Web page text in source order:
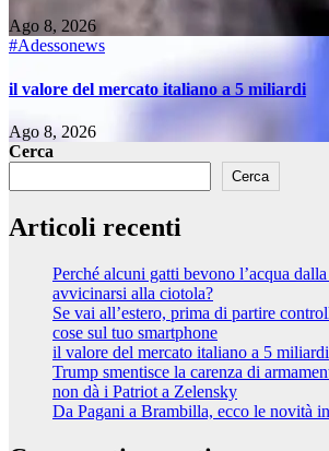
Ago 8, 2026
#Adessonews
il valore del mercato italiano a 5 miliardi
Ago 8, 2026
Cerca
Cerca
Articoli recenti
Perché alcuni gatti bevono l’acqua
avvicinarsi alla ciotola?
Se vai all’estero, prima di partire
cose sul tuo smartphone
il valore del mercato italiano a 5 miliardi
Trump smentisce la carenza di
non dà i Patriot a Zelensky
Da Pagani a Brambilla, ecco le novità